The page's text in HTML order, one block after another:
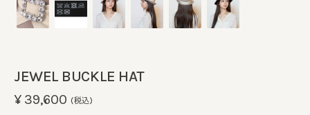
JEWEL BUCKLE HAT
¥39,600 (税込)